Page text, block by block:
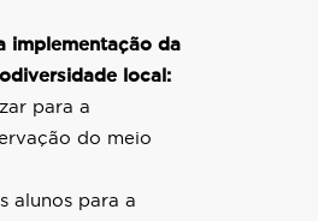
implementação da
local:
para a
do meio
alunos para a